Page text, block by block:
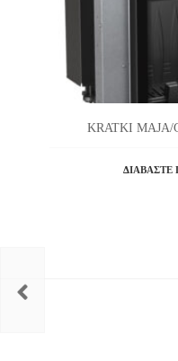
KRATKI MAJA/
ΔΙΑΒΆΣΤΕ